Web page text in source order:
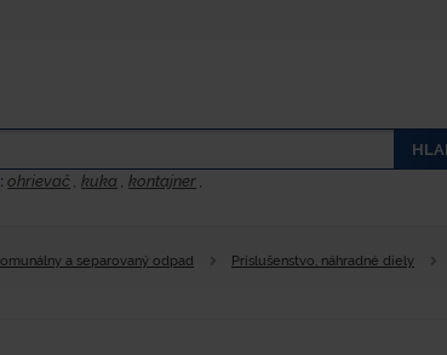
ohrievač ,kuka ,kontajner ,
a separovaný odpad Príslušenstvo, náhradné diely